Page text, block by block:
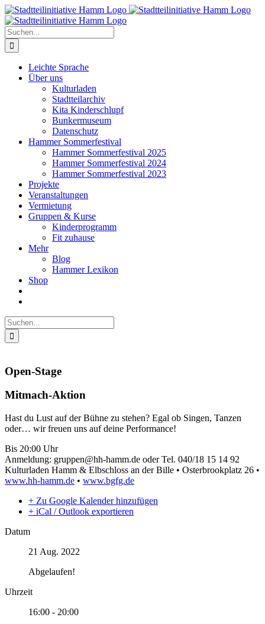
Zum
Inhalt
springen
Suche
nach:
Leichte Sprache
Über uns
Kulturladen
Stadtteilarchiv
Kita Kinderschlupf
Bunkermuseum
Datenschutz
Hammer Sommerfestival
Hammer Sommerfestival 2025
Hammer Sommerfestival 2024
Hammer Sommerfestival 2023
Projekte
Veranstaltungen
Vermietung
Gruppen & Kurse
Kinderprogramm
Fit zuhause
Mehr
Blog
Hammer Lexikon
Shop
Suche
nach:
Open-Stage
Mitmach-Aktion
Hast du Lust auf der Bühne zu stehen? Egal ob Singen, Tanzen
oder… wir freuen uns auf deine Performance!
Bis 20:00 Uhr
Anmeldung: gruppen@hh-hamm.de oder Tel. 040/18 15 14 92
Kulturladen Hamm & Elbschloss an der Bille • Osterbrookplatz 26 •
www.hh-hamm.de • www.bgfg.de
+ Zu Google Kalender hinzufügen
+ iCal / Outlook exportieren
Datum
21 Aug. 2022
Abgelaufen!
Uhrzeit
16:00 - 20:00